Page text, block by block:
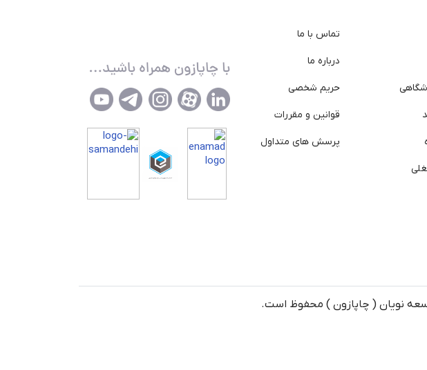
تماس با ما
درباره ما
حریم شخصی
قوانین و مقررات
پرسش های متداول
نویان ( چاپازون ) محفوظ است.